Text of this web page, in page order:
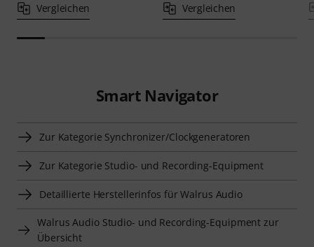
Vergleichen Vergleichen
Smart Navigator
Zur Kategorie Synchronizer/Clockgeneratoren
Zur Kategorie Studio- und Recording-Equipment
Detaillierte Herstellerinfos für Walrus Audio
Walrus Audio Studio- und Recording-Equipment zur
Übersicht